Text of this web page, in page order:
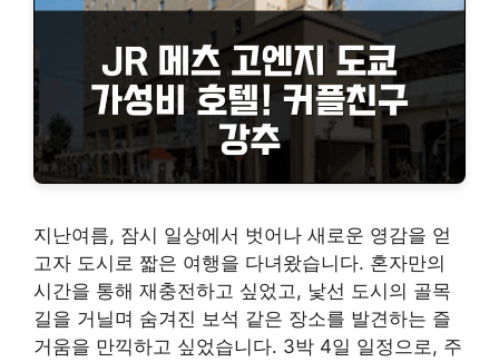
지난여름, 잠시 일상에서 벗어나 새로운 영감을 얻
고자 도시로 짧은 여행을 다녀왔습니다. 혼자만의
시간을 통해 재충전하고 싶었고, 낯선 도시의 골목
길을 거닐며 숨겨진 보석 같은 장소를 발견하는 즐
거움을 만끽하고 싶었습니다. 3박 4일 일정으로, 주